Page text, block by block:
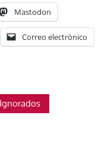
Mastodon
Correo electrónico